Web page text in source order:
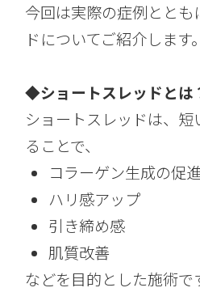
今回は実際の症例ととも
ドについてご紹介します。
◆ショートスレッドとは
ショートスレッドは、
ることで、
コラーゲン生成の促
ハリ感アップ
引き締め感
肌質改善
などを目的とした施術で